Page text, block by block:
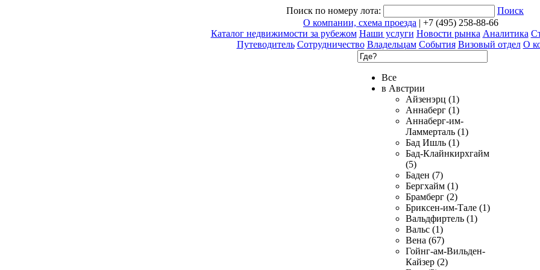
Поиск по номеру лота:
Поиск
О компании, схема проезда | +7 (495) 258-88-66
Каталог недвижимости за рубежом Наши услуги Новости рынка Аналитика
Путеводитель Сотрудничество Владельцам События Визовый отдел О
Все
в Австрии
Айзенэрц (1)
Аннаберг (1)
Аннаберг-им-
Ламмерталь (1)
Бад Ишль (1)
Бад-Клайнкирхгайм
(5)
Баден (7)
Бергхайм (1)
Брамберг (2)
Бриксен-им-Тале (1)
Вальдфиртель (1)
Вальс (1)
Вена (67)
Гойнг-ам-Вильден-
Кайзер (2)